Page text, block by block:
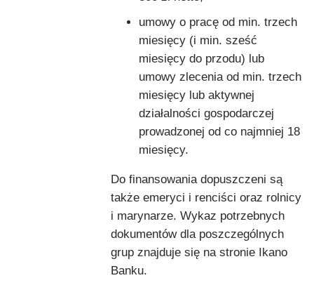
umowy o pracę od min. trzech
miesięcy (i min. sześć
miesięcy do przodu) lub
umowy zlecenia od min. trzech
miesięcy lub aktywnej
działalności gospodarczej
prowadzonej od co najmniej 18
miesięcy.
Do finansowania dopuszczeni są
także emeryci i renciści oraz rolnicy
i marynarze. Wykaz potrzebnych
dokumentów dla poszczególnych
grup znajduje się na stronie Ikano
Banku.